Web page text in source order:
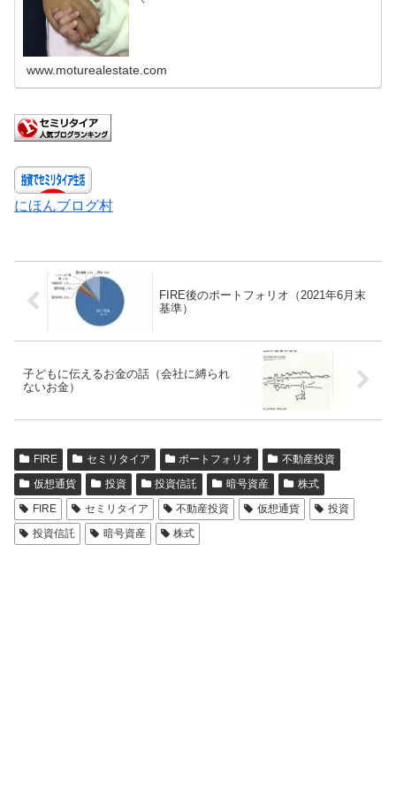
www.moturealestate.com
にほんブログ村
FIRE後のポートフォリオ（2021年6月末
基準）
子どもに伝えるお金の話（会社に縛られ
ないお金）
FIRE セミリタイア ポートフォリオ
不動産投資
仮想通貨
投資 投資信託 暗号資産
株式
FIRE
セミリタイア 不動産投資 仮想通貨
投資
投資信託
暗号資産 株式